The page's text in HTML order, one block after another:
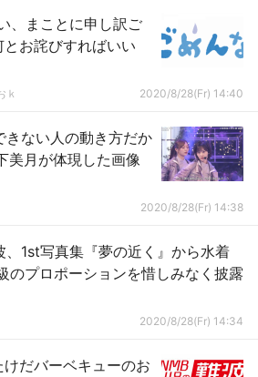
まことに申し訳ご
お詫びすればいい
ｋ 2020/8/28(Fr) 14:40
きない人の動き方だか
美月が体現した画像
2020/8/28(Fr) 14:38
、1st写真集『夢の近く』から水着
のプロポーションを惜しみなく披露
2020/8/28(Fr) 14:34
だバーベキューのお